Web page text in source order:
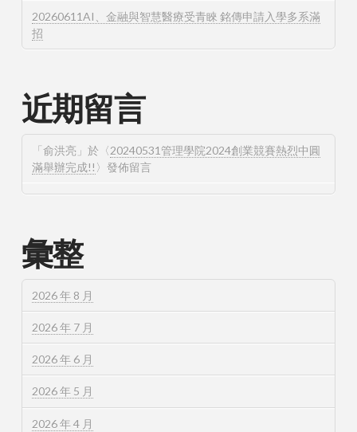
20260611AI、金融與智慧醫療受青睞 銘傳申請入學多系滿
招
近期留言
「俞洪亮 」於〈20240531管理學院2024創業競賽熱烈中圓
滿舉辦完成!! 〉發佈留言
彙整
2026 年 8 月
2026 年 7 月
2026 年 6 月
2026 年 5 月
2026 年 4 月